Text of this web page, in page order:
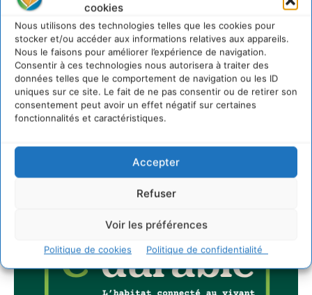
cookies
Nous utilisons des technologies telles que les cookies pour
stocker et/ou accéder aux informations relatives aux appareils.
Nous le faisons pour améliorer l’expérience de navigation.
Consentir à ces technologies nous autorisera à traiter des
données telles que le comportement de navigation ou les ID
uniques sur ce site. Le fait de ne pas consentir ou de retirer son
consentement peut avoir un effet négatif sur certaines
fonctionnalités et caractéristiques.
Accepter
Refuser
Voir les préférences
Politique de cookies Politique de confidentialité
JE M'ABONNE